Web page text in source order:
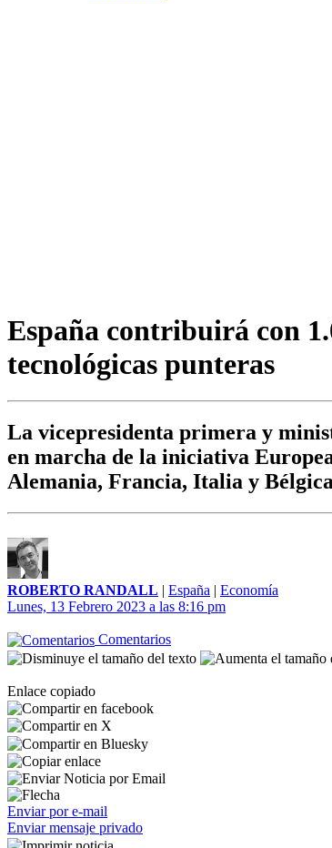
España contribuirá con
tecnológicas punteras
La vicepresidenta primera y
en marcha de la iniciativa
Alemania, Francia, Italia y
ROBERTO RANDALL | España | Economía
Lunes, 13 Febrero 2023 a las 8:16 pm
Comentarios
Enlace copiado
Enviar por e-mail
Enviar mensaje privado